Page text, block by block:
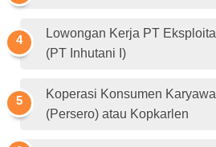
Lowongan Kerja PT
(PT Inhutani I)
Koperasi Konsumen
(Persero) atau Kopkarlen